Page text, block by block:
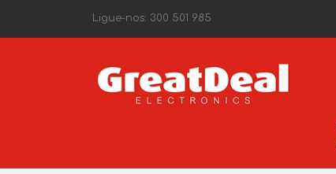
Ligue-nos: 300 501 985